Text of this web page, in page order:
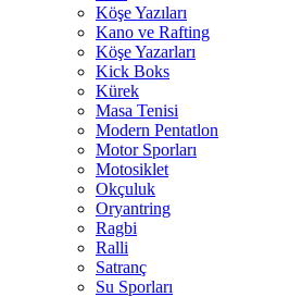
Köşe Yazıları
Kano ve Rafting
Köşe Yazarları
Kick Boks
Kürek
Masa Tenisi
Modern Pentatlon
Motor Sporları
Motosiklet
Okçuluk
Oryantring
Ragbi
Ralli
Satranç
Su Sporları